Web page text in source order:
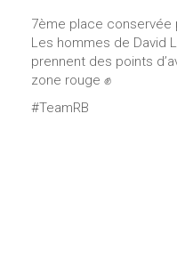
7ème place conservée
Les hommes de David
prennent des points
zone rouge ✊
#TeamRB